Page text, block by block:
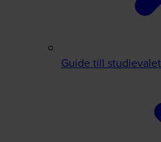
Guide till studievalet